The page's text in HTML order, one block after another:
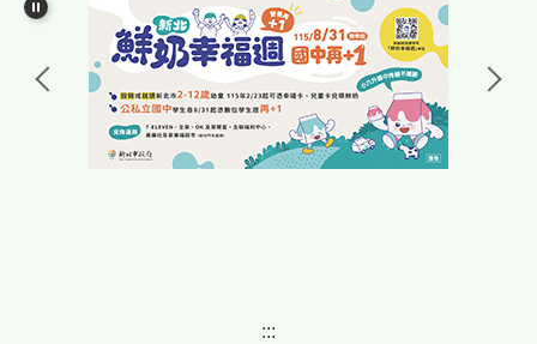
認識龍埔
行政團隊
家長會
:::